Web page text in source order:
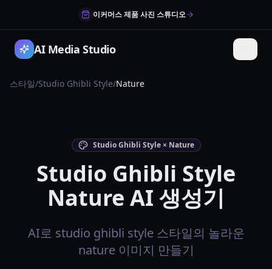
이커머스 제품 사진 스튜디오
AI Media Studio
스타일/Studio Ghibli Style/Nature
Studio Ghibli Style × Nature
Studio Ghibli Style
Nature AI 생성기
AI로 studio ghibli style 스타일의 놀라운
nature 이미지 만들기